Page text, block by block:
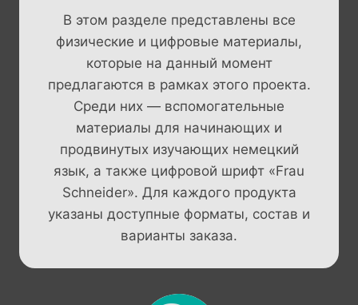
В этом разделе представлены все
физические и цифровые материалы,
которые на данный момент
предлагаются в рамках этого проекта.
Среди них — вспомогательные
материалы для начинающих и
продвинутых изучающих немецкий
язык, а также цифровой шрифт «Frau
Schneider». Для каждого продукта
указаны доступные форматы, состав и
варианты заказа.